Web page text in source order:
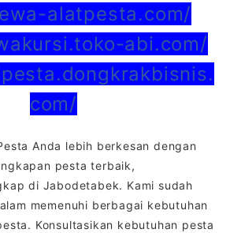
alatpesta.com/
abi.com/
com/
Anda lebih berkesan dengan
pesta terbaik,
di Jabodetabek. Kami sudah
memenuhi berbagai kebutuhan
Konsultasikan kebutuhan pesta